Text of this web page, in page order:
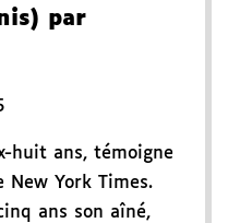
par
huit ans, témoigne
New York Times.
ans son aîné,